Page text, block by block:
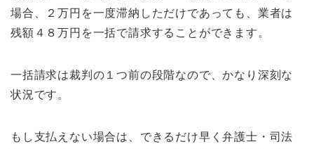
場合、２万円を一度滞納しただけであっても、業者は
残額４８万円を一括で請求することができます。
一括請求は裁判の１つ前の段階なので、かなり深刻な
状況です。
もし支払えない場合は、できるだけ早く弁護士・司法